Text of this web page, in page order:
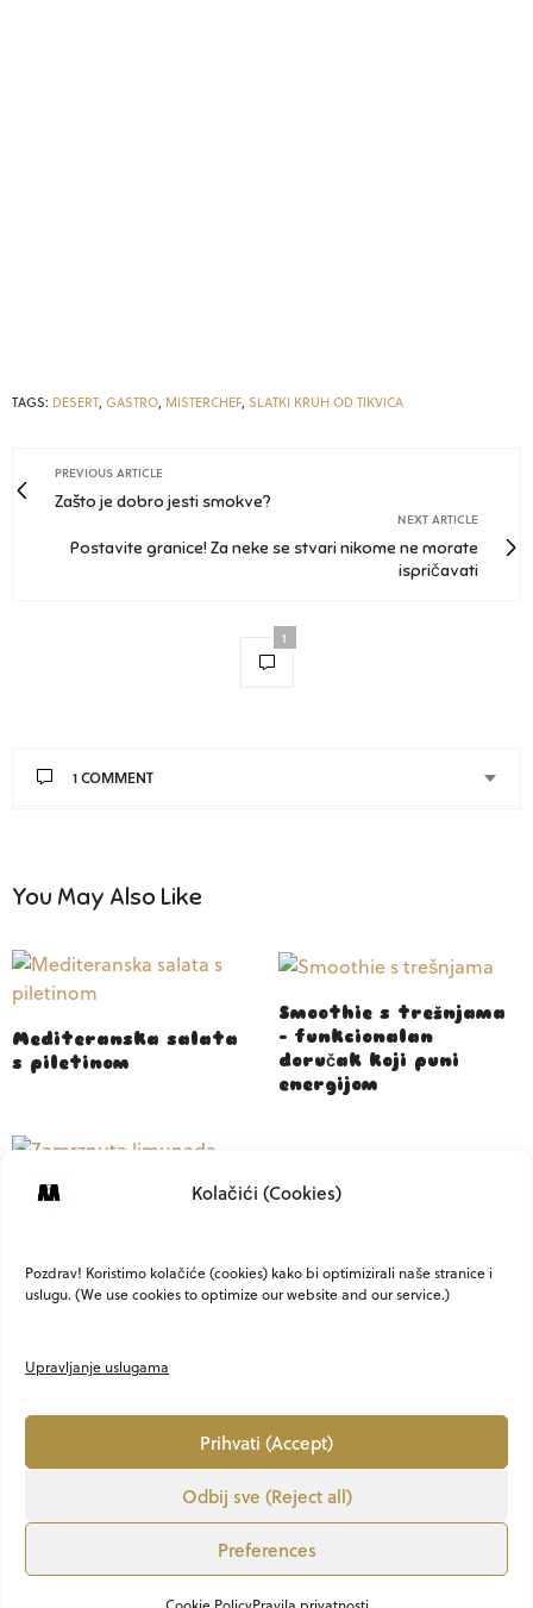
Kolačići (Cookies)
Pozdrav! Koristimo kolačiće (cookies) kako bi optimizirali naše stranice i
uslugu. (We use cookies to optimize our website and our service.)
Upravljanje uslugama
Prihvati (Accept)
Odbij sve (Reject all)
Preferences
TAGS: DESERT, GASTRO, MISTERCHEF, SLATKI KRUH OD TIKVICA
PREVIOUS ARTICLE
Zašto je dobro jesti smokve?
NEXT ARTICLE
Postavite granice! Za neke se stvari nikome ne morate
ispričavati
1
1 COMMENT
You May Also Like
Mediteranska salata
s piletinom
Smoothie s trešnjama
– funkcionalan
doručak koji puni
energijom
Zamrznuta limunada –
MARKETING PRIVATNOST
VEM ART